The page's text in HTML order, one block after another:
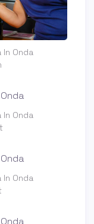
In Onda
In Onda
In Onda